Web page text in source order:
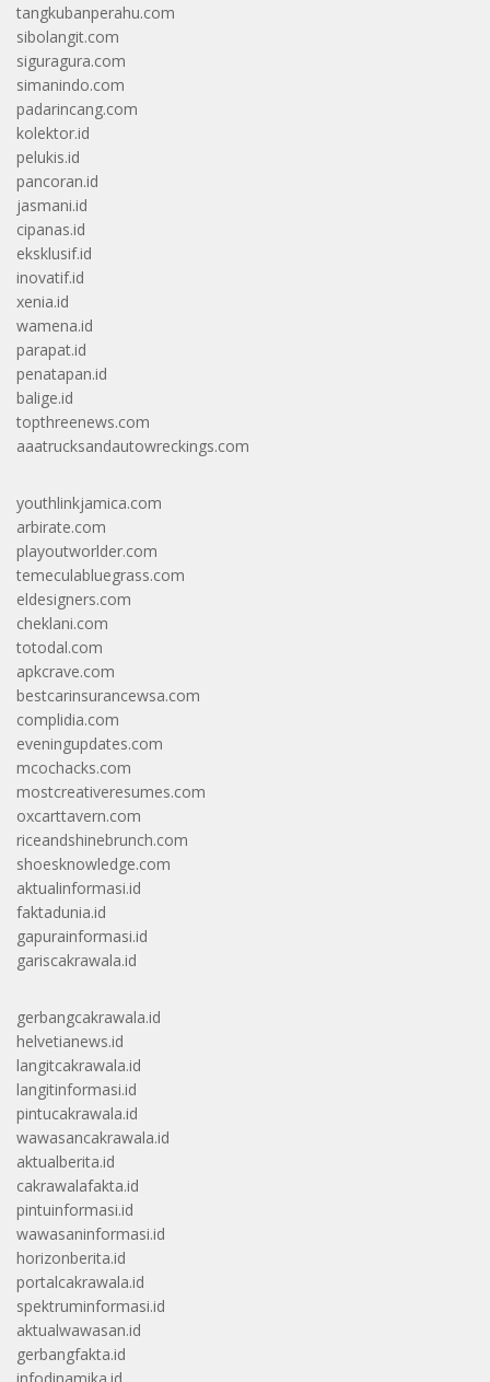
tangkubanperahu.com
sibolangit.com
siguragura.com
simanindo.com
padarincang.com
kolektor.id
pelukis.id
pancoran.id
jasmani.id
cipanas.id
eksklusif.id
inovatif.id
xenia.id
wamena.id
parapat.id
penatapan.id
balige.id
topthreenews.com
aaatrucksandautowreckings.com
youthlinkjamica.com
arbirate.com
playoutworlder.com
temeculabluegrass.com
eldesigners.com
cheklani.com
totodal.com
apkcrave.com
bestcarinsurancewsa.com
complidia.com
eveningupdates.com
mcochacks.com
mostcreativeresumes.com
oxcarttavern.com
riceandshinebrunch.com
shoesknowledge.com
aktualinformasi.id
faktadunia.id
gapurainformasi.id
gariscakrawala.id
gerbangcakrawala.id
helvetianews.id
langitcakrawala.id
langitinformasi.id
pintucakrawala.id
wawasancakrawala.id
aktualberita.id
cakrawalafakta.id
pintuinformasi.id
wawasaninformasi.id
horizonberita.id
portalcakrawala.id
spektruminformasi.id
aktualwawasan.id
gerbangfakta.id